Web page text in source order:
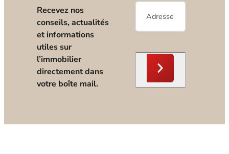
Recevez nos
conseils, actualités
et informations
utiles sur
l’immobilier
directement dans
votre boîte mail.
E-
mail*